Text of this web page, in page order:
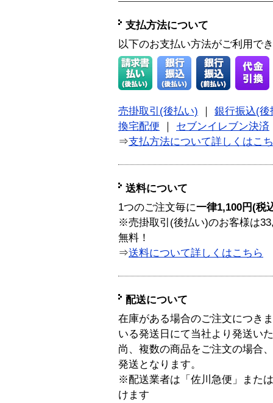
支払方法について
以下のお支払い方法がご利用で
売掛取引(後払い)
銀行振込(後
換宅配便
セブンイレブン決済
⇒支払方法について詳しくはこ
送料について
1つのご注文毎に一律1,100円(税
※売掛取引(後払い)のお客様は
無料！
⇒送料について詳しくはこちら
配送について
在庫がある場合のご注文につき
いる発送日にて当社より発送い
尚、複数の商品をご注文の場合
発送となります。
※配送業者は「佐川急便」また
けます